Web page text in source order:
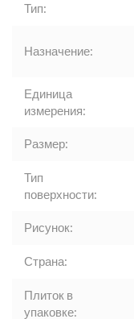
Тип:
Назначение:
Единица
измерения:
Размер:
Тип
поверхности:
Рисунок:
Страна:
Плиток в
упаковке: